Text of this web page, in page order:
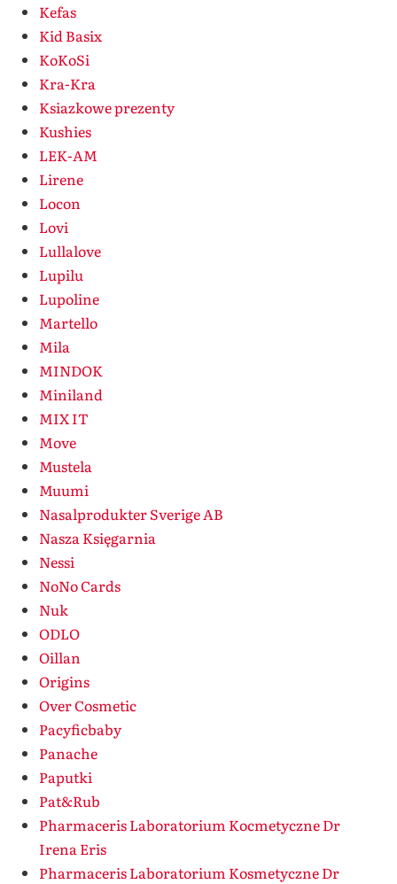
Kefas
Kid Basix
KoKoSi
Kra-Kra
Ksiazkowe prezenty
Kushies
LEK-AM
Lirene
Locon
Lovi
Lullalove
Lupilu
Lupoline
Martello
Mila
MINDOK
Miniland
MIX IT
Move
Mustela
Muumi
Nasalprodukter Sverige AB
Nasza Księgarnia
Nessi
NoNo Cards
Nuk
ODLO
Oillan
Origins
Over Cosmetic
Pacyficbaby
Panache
Paputki
Pat&Rub
Pharmaceris Laboratorium Kocmetyczne Dr
Irena Eris
Pharmaceris Laboratorium Kosmetyczne Dr